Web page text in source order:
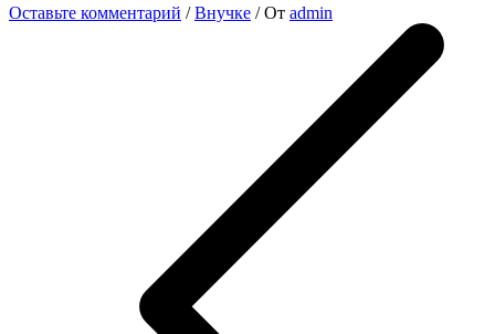
Оставьте комментарий /Внучке / От admin